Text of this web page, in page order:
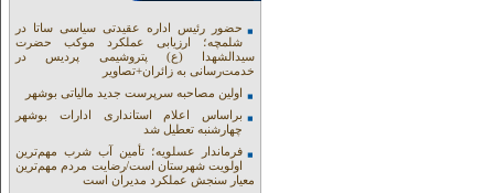
حضور رئیس اداره عقیدتی سیاسی ساتا در
شلمچه؛ ارزیابی عملکرد موکب حضرت
سیدالشهدا (ع) پتروشیمی پردیس در
خدمت‌رسانی به زائران+تصاویر
اولین مصاحبه سرپرست جدید مالیاتی بوشهر
براساس اعلام استانداری ادارات بوشهر
چهارشنبه تعطیل شد
فرماندار عسلویه؛ تأمین آب شرب مهم‌ترین
اولویت شهرستان است/رضایت مردم مهم‌ترین
معیار سنجش عملکرد مدیران است